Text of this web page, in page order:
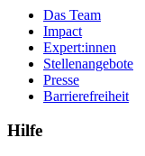
Das Team
Impact
Expert:innen
Stellenangebote
Presse
Barrierefreiheit
Hilfe